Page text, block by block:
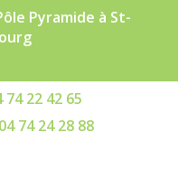
Pyramide à St-
74 22 42 65
04 74 24 28 88